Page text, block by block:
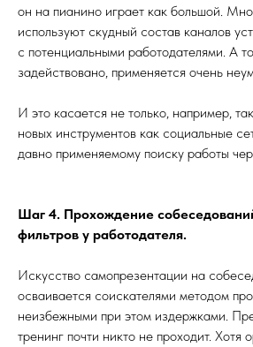
он на пианино играет как большой.
используют скудный состав каналов
с потенциальными работодателями. А
задействовано, применяется очень
И это касается не только, например,
новых инструментов как социальные
давно применяемому поиску работы
Шаг 4. Прохождение
фильтров у работодателя.
Искусство самопрезентации на
осваивается соискателями методом
неизбежными при этом издержками.
тренинг почти никто не проходит. Хотя